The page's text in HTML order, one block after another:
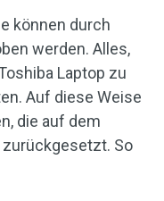
können durch
werden. Alles,
Laptop zu
Auf diese Weise
die auf dem
So